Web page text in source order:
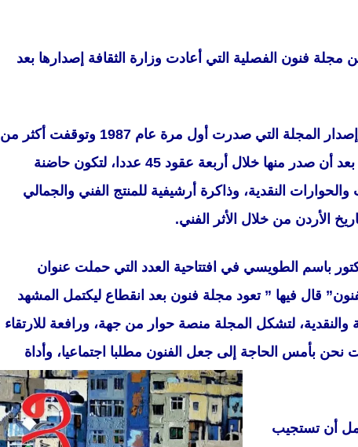
حديثا العدد 46 من مجلة فنون الفصلية التي أعادت وزارة الثقافة إصدارها بعد
وأعادت وزارة الثقافة إصدار المجلة التي صدرت أول مرة عام 1987 وتوقفت أكثر من
مرة آخرها عام 2014، بعد أن صدر منها خلال أربعة عقود 45 عددا، لتكون حاضنة
النقدية، وذاكرة أرشيفية للمنتج الفني والجمالي
الأردن من خلال الأثر الفني.
باسم الطويسي في افتتاحية العدد التي حملت عنوان
قال فيها ” تعود مجلة فنون بعد انقطاع ليكتمل المشهد
والنقدية، لتشكل المجلة منصة حوار من جهة، ورافعة للارتقاء
نحن بأمس الحاجة إلى جعل الفنون مطلبا اجتماعيا، وأداة
أن تستجيب